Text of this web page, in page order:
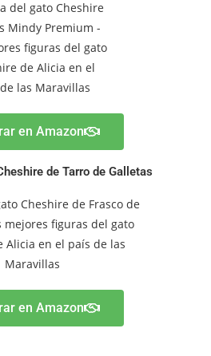
en Amazon
de Tarro de Galletas
en Amazon